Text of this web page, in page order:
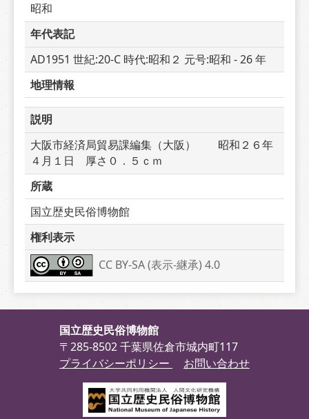
昭和
年代表記
AD1951 世紀:20-C 時代:昭和２ 元号:昭和 - 26 年
地理情報
説明
大阪市経済局貿易課編集（大阪）　　昭和２６年
４月１日　厚さ０．５ｃｍ
所蔵
国立歴史民俗博物館
権利表示
CC BY-SA (表示-継承) 4.0
国立歴史民俗博物館
〒285-8502 千葉県佐倉市城内町117
プライバシーポリシー
お問い合わせ